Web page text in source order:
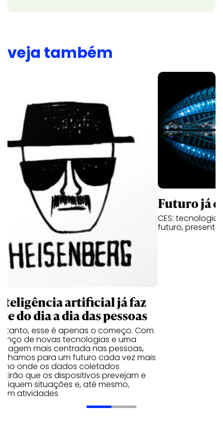
veja também
artificial já faz
do dia a dia das pessoas
esse é apenas o começo. Com
de novas tecnologias e uma
mais centrada nas pessoas,
para um futuro cada vez mais
onde os dados coletados
que os dispositivos prevejam e
situações e, até mesmo,
atividades
Futuro já
CES:
futuro, presente